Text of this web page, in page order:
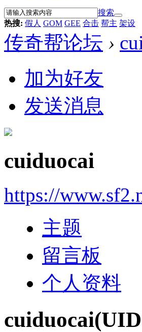
搜索
热搜: 假人 GOM GEE 合击 帮主 架设
传奇帮论坛 ›
加为好友
发送消息
cuiduocai
https://
主题
留言板
个人资料
cuiduocai